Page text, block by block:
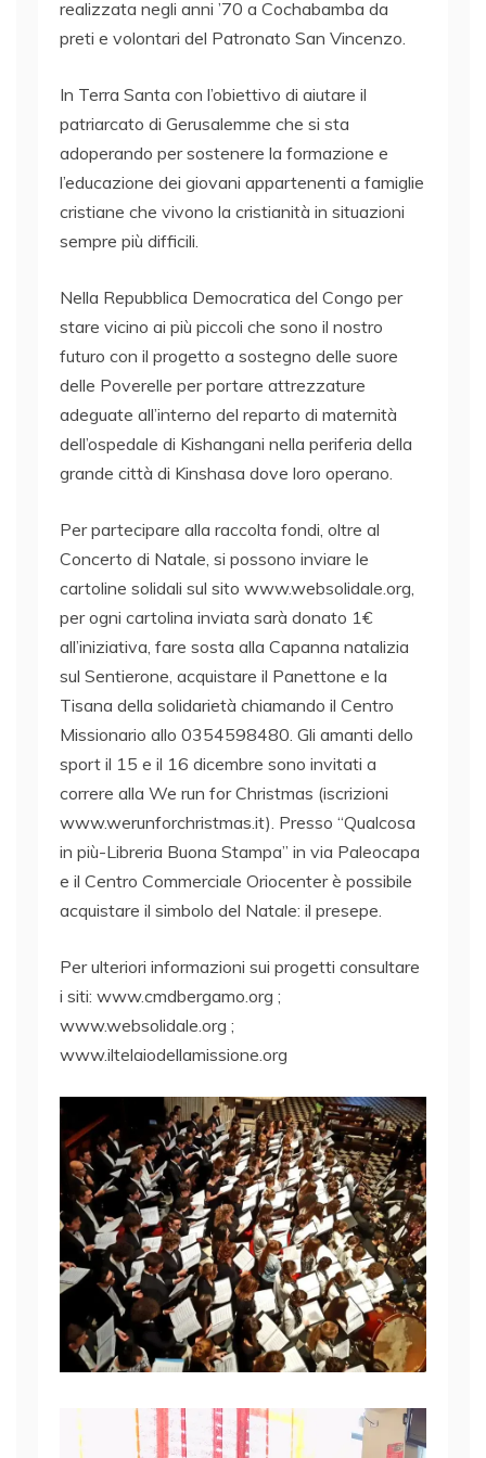
realizzata negli anni ’70 a Cochabamba da
preti e volontari del Patronato San Vincenzo.
In Terra Santa con l’obiettivo di aiutare il
patriarcato di Gerusalemme che si sta
adoperando per sostenere la formazione e
l’educazione dei giovani appartenenti a famiglie
cristiane che vivono la cristianità in situazioni
sempre più difficili.
Nella Repubblica Democratica del Congo per
stare vicino ai più piccoli che sono il nostro
futuro con il progetto a sostegno delle suore
delle Poverelle per portare attrezzature
adeguate all’interno del reparto di maternità
dell’ospedale di Kishangani nella periferia della
grande città di Kinshasa dove loro operano.
Per partecipare alla raccolta fondi, oltre al
Concerto di Natale, si possono inviare le
cartoline solidali sul sito www.websolidale.org,
per ogni cartolina inviata sarà donato 1€
all’iniziativa, fare sosta alla Capanna natalizia
sul Sentierone, acquistare il Panettone e la
Tisana della solidarietà chiamando il Centro
Missionario allo 0354598480. Gli amanti dello
sport il 15 e il 16 dicembre sono invitati a
correre alla We run for Christmas (iscrizioni
www.werunforchristmas.it). Presso “Qualcosa
in più-Libreria Buona Stampa” in via Paleocapa
e il Centro Commerciale Oriocenter è possibile
acquistare il simbolo del Natale: il presepe.
Per ulteriori informazioni sui progetti consultare
i siti: www.cmdbergamo.org ;
www.websolidale.org ;
www.iltelaiodellamissione.org